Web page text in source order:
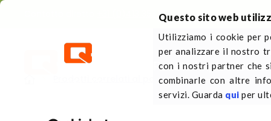
Questo sito web
Utilizziamo i cookie per
per analizzare il nostro
con i nostri partner che
combinarle con altre
servizi. Guarda qui per
+31 (0)413 353 111
Pallets in plasticaSu
Prodotti correlati al pallet Intercalaire de